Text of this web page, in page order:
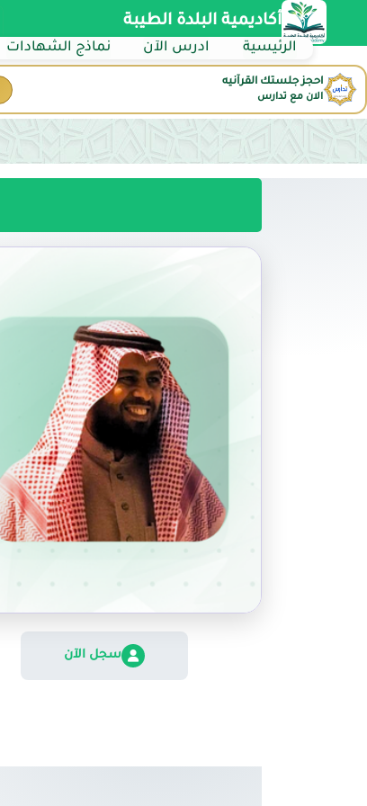
أكاديمية البلدة الطيبة
الرئيسية ادرس الآن نماذج الشهادات
احجز جلستك القرآنيه
الان مع تدارس
سجل الآن